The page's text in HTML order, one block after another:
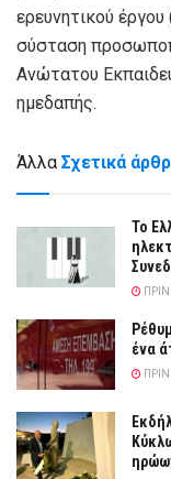
ερευνητικού
σύσταση
Ανώτατου
ημεδαπής.
Άλλα Σχετικά
Το
ένα